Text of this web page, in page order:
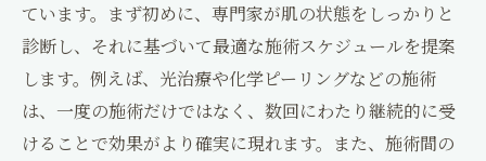
ています。まず初めに、専門家が肌の状態をしっかりと
診断し、それに基づいて最適な施術スケジュールを提案
します。例えば、光治療や化学ピーリングなどの施術
は、一度の施術だけではなく、数回にわたり継続的に受
けることで効果がより確実に現れます。また、施術間の